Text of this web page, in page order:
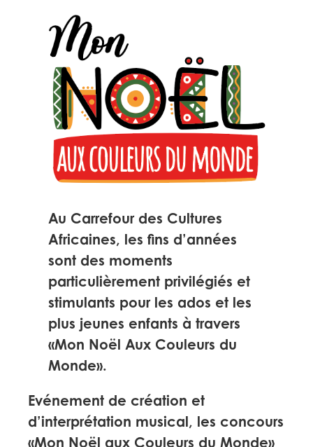
Au Carrefour des Cultures
Africaines, les fins d’années
sont des moments
particulièrement privilégiés et
stimulants pour les ados et les
plus jeunes enfants à travers
«Mon Noël Aux Couleurs du
Monde».
Evénement de création et
d’interprétation musical, les concours